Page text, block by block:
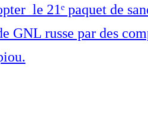
le 21ᵉ paquet de
GNL russe par des